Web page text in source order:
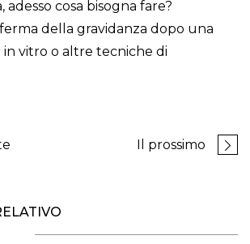
adesso cosa bisogna fare?
della gravidanza dopo una
vitro o altre tecniche di
Il prossimo